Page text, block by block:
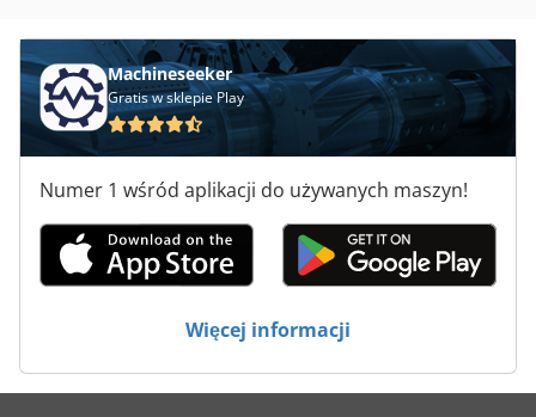
Maszyny Do Oklejania
Maszyny Do Paznokci
Maszyny Do Spawania
Maszyny Do Wycinania
Maszyny Na Zamówienie
Mccormick Mc 115
Machineseeker
Gratis w sklepie Play
Numer 1 wśród aplikacji do używanych maszyn!
Więcej informacji